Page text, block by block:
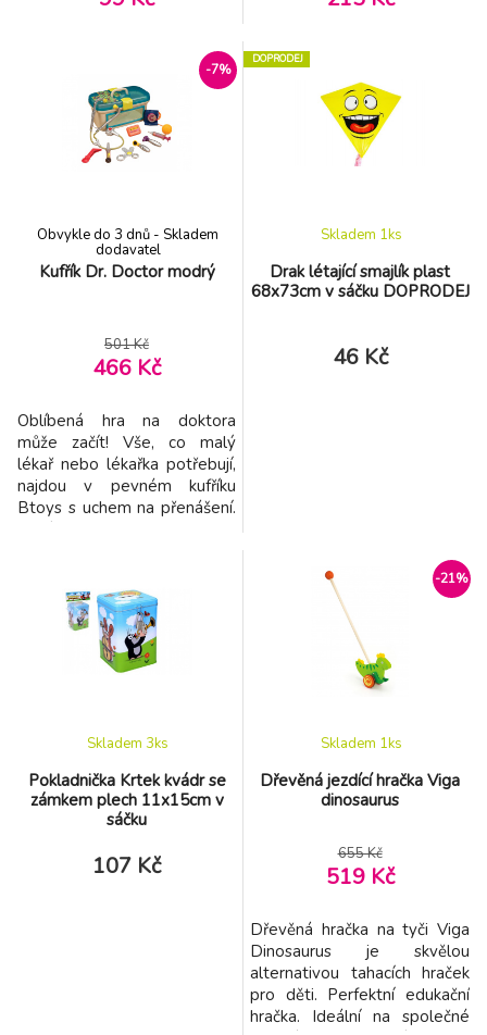
-7%
Kufřík Dr. Doctor modrý
Obvykle do 3 dnů - Skladem
dodavatel
501 Kč
466 Kč
Oblíbená hra na doktora
může začít! Vše, co malý
lékař nebo lékařka potřebují,
najdou v pevném kufříku
Btoys s uchem na přenášení.
obsahuje otoskop, teploměr, stetoskop
srdce, tlakoměr,pinzetu, zrcátko, stříkačku, bezpečné
nůžky a pípátko. 2 baterie
AAA pro pípátko nejsou
součástí, 3 baterie AG13
DOPRODEJ
Drak létající smajlík plast
68x73cm v sáčku DOPRODEJ
Skladem 1ks
46 Kč
Pokladnička Krtek kvádr se
zámkem plech 11x15cm v
sáčku
Skladem 3ks
107 Kč
-21%
Dřevěná jezdící hračka Viga
dinosaurus
Skladem 1ks
655 Kč
519 Kč
Dřevěná hračka na tyči Viga
Dinosaurus je skvělou
alternativou tahacích hraček
pro děti. Perfektní edukační
hračka. Ideální na společné